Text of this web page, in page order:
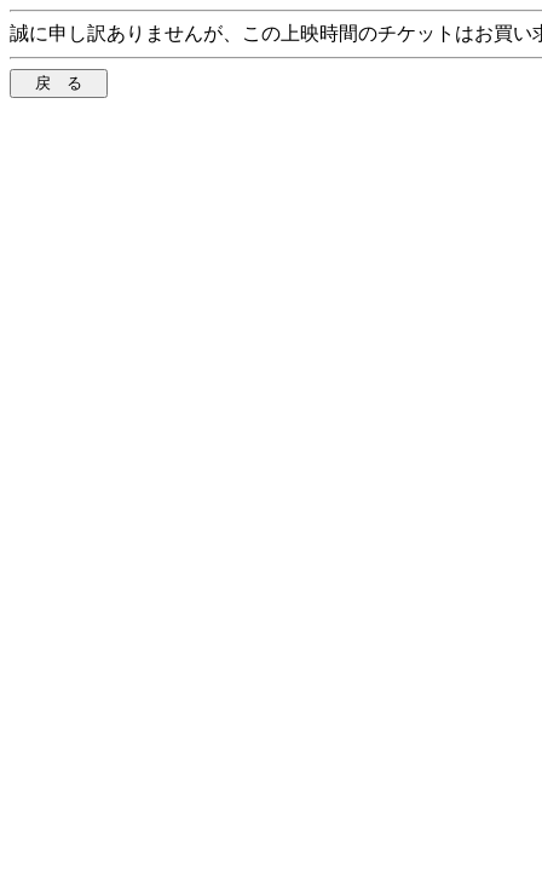
誠に申し訳ありませんが、この上映時間のチケットはお買い